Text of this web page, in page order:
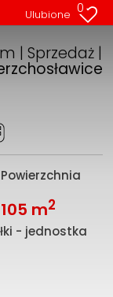
Ulubione 0
| Sprzedaż |
Powierzchnia
105 m2
- jednostka